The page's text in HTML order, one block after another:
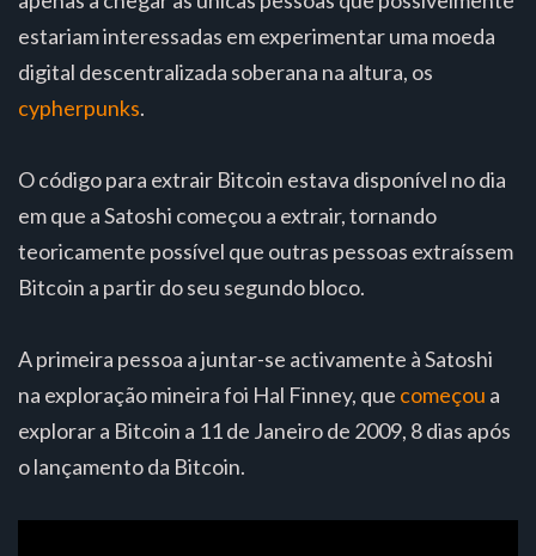
estariam interessadas em experimentar uma moeda
digital descentralizada soberana na altura, os
cypherpunks.
O código para extrair Bitcoin estava disponível no dia
em que a Satoshi começou a extrair, tornando
teoricamente possível que outras pessoas extraíssem
Bitcoin a partir do seu segundo bloco.
A primeira pessoa a juntar-se activamente à Satoshi
na exploração mineira foi Hal Finney, que começou a
explorar a Bitcoin a 11 de Janeiro de 2009, 8 dias após
o lançamento da Bitcoin.